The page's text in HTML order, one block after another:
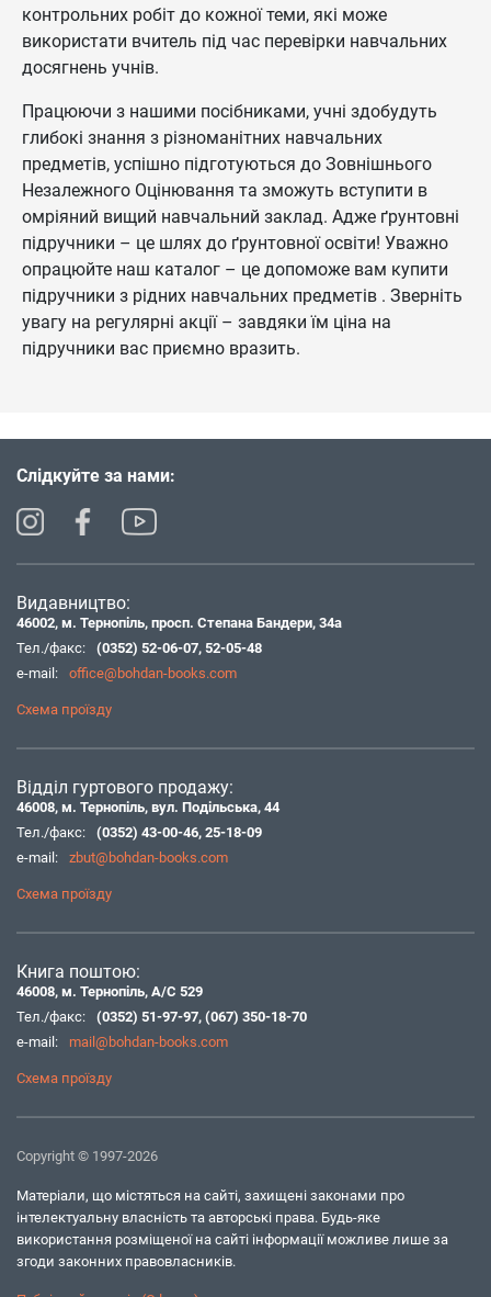
контрольних робіт до кожної теми, які може
використати вчитель під час перевірки навчальних
досягнень учнів.
Працюючи з нашими посібниками, учні здобудуть
глибокі знання з різноманітних навчальних
предметів, успішно підготуються до Зовнішнього
Незалежного Оцінювання та зможуть вступити в
омріяний вищий навчальний заклад. Адже ґрунтовні
підручники – це шлях до ґрунтовної освіти! Уважно
опрацюйте наш каталог – це допоможе вам купити
підручники з рідних навчальних предметів . Зверніть
увагу на регулярні акції – завдяки їм ціна на
підручники вас приємно вразить.
Слідкуйте за нами:
Видавництво:
46002, м. Тернопіль, просп. Степана Бандери, 34а
Тел./факс:
(0352) 52-06-07, 52-05-48
e-mail:
office@bohdan-books.com
Схема проїзду
Відділ гуртового продажу:
46008, м. Тернопіль, вул. Подільська, 44
Тел./факс:
(0352) 43-00-46, 25-18-09
e-mail:
zbut@bohdan-books.com
Схема проїзду
Книга поштою:
46008, м. Тернопіль, А/С 529
Тел./факс:
(0352) 51-97-97, (067) 350-18-70
e-mail:
mail@bohdan-books.com
Схема проїзду
Copyright © 1997-2026
Матеріали, що містяться на сайті, захищені законами про
інтелектуальну власність та авторські права. Будь-яке
використання розміщеної на сайті інформації можливе лише за
згоди законних правовласників.